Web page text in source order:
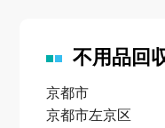
不用品回
京都市
京都市左京区